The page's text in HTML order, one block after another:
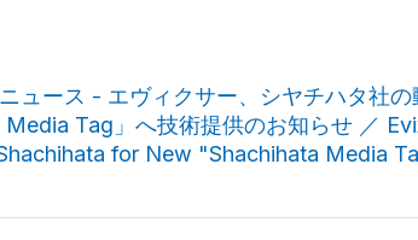
ュース - エヴィクサー、シヤチハタ社
Media Tag」へ技術提供のお知らせ ／
for New "Shachihata Media